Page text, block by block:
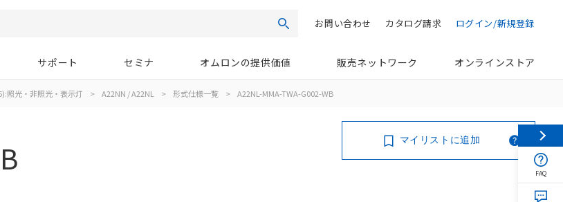
検索 ログイン/新規登録
カタログ請求
お問い合わせ
サポート セミナ オムロンの提供価値 販売ネットワーク オンラインストア
照光・非照光・表示灯 > A22NN / A22NL > 形式仕様一覧 > A22NL-MMA-TWA-G002-WB
マイリストに追加
FAQ